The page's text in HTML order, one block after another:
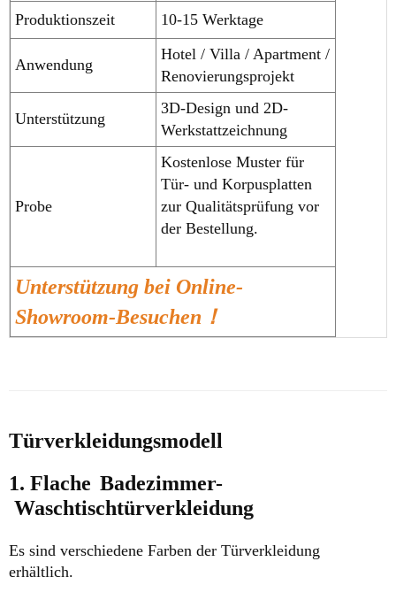
Produktionszeit 10-15 Werktage
Anwendung
Hotel / Villa / Apartment /
Renovierungsprojekt
Unterstützung
3D-Design und 2D-
Werkstattzeichnung
Probe
Kostenlose Muster für
Tür- und Korpusplatten
zur Qualitätsprüfung vor
der Bestellung.
Unterstützung bei Online-
Showroom-Besuchen！
Türverkleidungsmodell
1. Flache Badezimmer-
Waschtischtürverkleidung
Es sind verschiedene Farben der Türverkleidung
erhältlich.